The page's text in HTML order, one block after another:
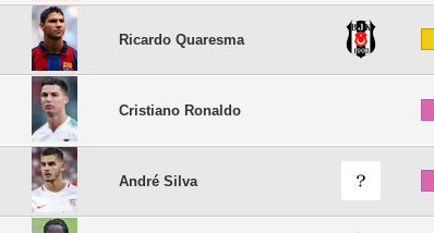
Ricardo Quaresma
Cristiano Ronaldo
André Silva